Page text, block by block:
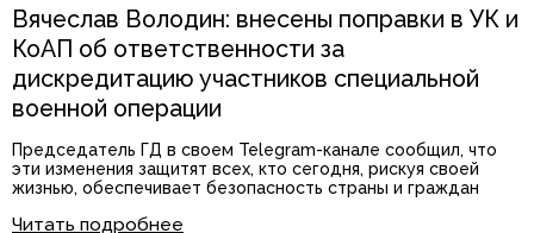
Вячеслав Володин: внесены поправки в УК и
КоАП об ответственности за
дискредитацию участников специальной
военной операции
Председатель ГД в своем Telegram-канале сообщил, что
эти изменения защитят всех, кто сегодня, рискуя своей
жизнью, обеспечивает безопасность страны и граждан
Читать подробнее